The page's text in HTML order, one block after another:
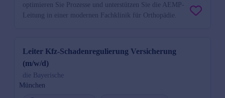
optimieren Sie Prozesse und unterstützen Sie die AEMP-
Leitung in einer modernen Fachklinik für Orthopädie.
Leiter Kfz-Schadenregulierung Versicherung
(m/w/d)
die Bayerische
München